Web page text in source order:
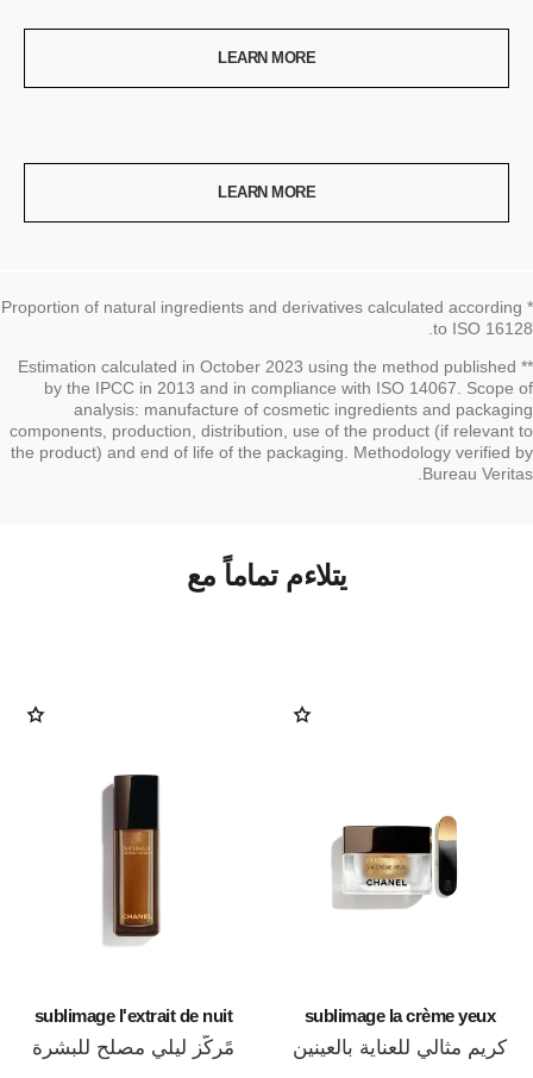
LEARN MORE
LEARN MORE
* Proportion of natural ingredients and derivatives calculated according
to ISO 16128.
العودة إلى العنوان↩
** Estimation calculated in October 2023 using the method published
by the IPCC in 2013 and in compliance with ISO 14067. Scope of
analysis: manufacture of cosmetic ingredients and packaging
components, production, distribution, use of the product (if relevant to
the product) and end of life of the packaging. Methodology verified by
Bureau Veritas.
يتلاءم تماماً مع
sublimage la crème yeux
كريم مثالي للعناية بالعينين
sublimage l'extrait de nuit
مًركّز ليلي مصلح للبشرة